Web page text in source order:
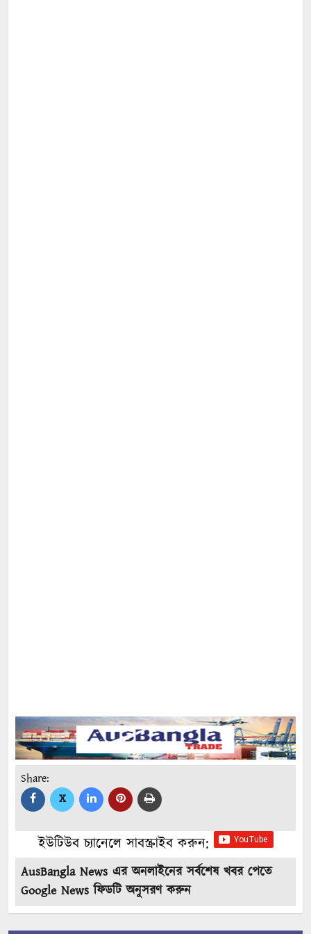
Share:
X
ইউটিউব চ্যানেলে সাবস্ক্রাইব করুন:
AusBangla News এর অনলাইনের সর্বশেষ খবর পেতে
Google News ফিডটি অনুসরণ করুন